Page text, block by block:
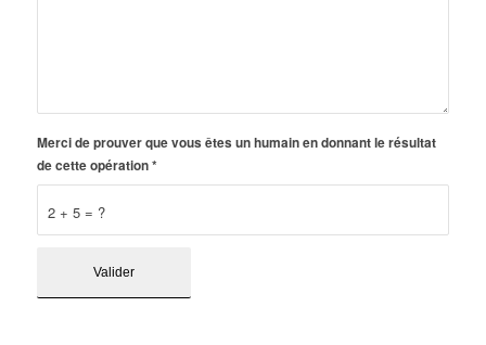
2 + 5 = ?
Merci de prouver que vous êtes un humain en donnant le résultat
de cette opération*